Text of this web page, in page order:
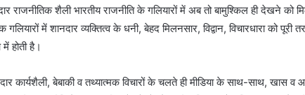
राजनीतिक शैली भारतीय राजनीति के गलियारों में अब तो बामुश्किल ही देखने को
में शानदार व्यक्तित्व के धनी, बेहद मिलनसार, विद्वान, विचारधारा को पूरी
होती है।
कार्यशैली, बेबाकी व तथ्यात्मक विचारों के चलते ही मीडिया के साथ-साथ, खास